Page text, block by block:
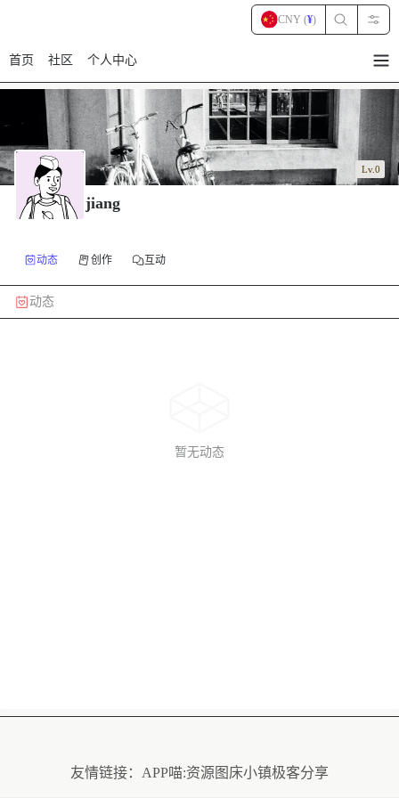
首页 社区 个人中心
CNY (¥)
Lv.0
jiang
动态 创作 互动
动态
暂无动态
友情链接： APP喵:资源 图床小镇极客分享